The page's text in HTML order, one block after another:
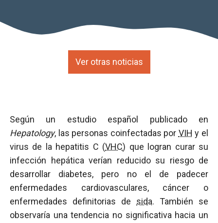
Ver otras noticias
Según un estudio español publicado en
Hepatology, las personas coinfectadas por VIH y el
virus de la hepatitis C (VHC) que logran curar su
infección hepática verían reducido su riesgo de
desarrollar diabetes, pero no el de padecer
enfermedades cardiovasculares, cáncer o
enfermedades definitorias de sida. También se
observaría una tendencia no significativa hacia un